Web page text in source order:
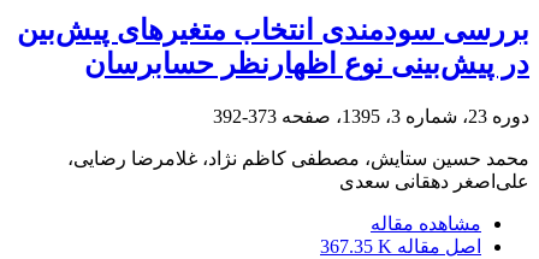
بررسی سودمندی انتخاب متغیرهای پیش‌بین
در پیش‌بینی نوع اظهارنظر حسابرسان
دوره 23، شماره 3، 1395، صفحه 373-392
محمد حسین ستایش، مصطفی کاظم نژاد، غلامرضا رضایی،
علی‌اصغر دهقانی سعدی
مشاهده مقاله
اصل مقاله 367.35 K